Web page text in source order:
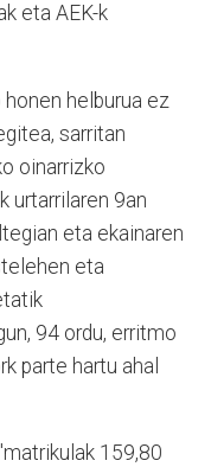
eta AEK-k
helburua ez
sarritan
oinarrizko
urtarrilaren 9an
eta ekainaren
eta
94 ordu, erritmo
parte hartu ahal
159,80